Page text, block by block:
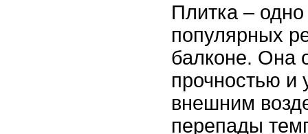
Плитка –
популярных
балконе. Она
прочностью и
внешним
перепады